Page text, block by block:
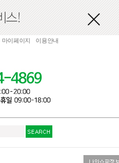
마이페이지 이용안내